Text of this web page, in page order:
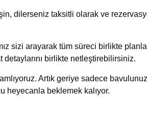
dilerseniz taksitli olarak ve
sizi arayarak tüm süreci birlikte
birlikte netleştirebilirsiniz.
Artık geriye sadece
heyecanla beklemek kalıyor.